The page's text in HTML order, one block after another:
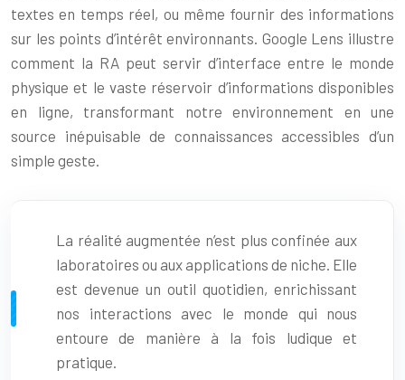
textes en temps réel, ou même fournir des informations
sur les points d’intérêt environnants. Google Lens illustre
comment la RA peut servir d’interface entre le monde
physique et le vaste réservoir d’informations disponibles
en ligne, transformant notre environnement en une
source inépuisable de connaissances accessibles d’un
simple geste.
La réalité augmentée n’est plus confinée aux
laboratoires ou aux applications de niche. Elle
est devenue un outil quotidien, enrichissant
nos interactions avec le monde qui nous
entoure de manière à la fois ludique et
pratique.